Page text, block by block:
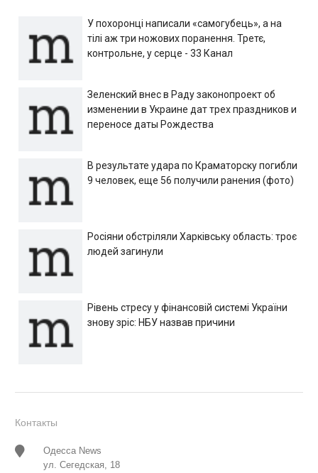
У похоронці написали «самогубець», а на
тілі аж три ножових поранення. Третє,
контрольне, у серце - 33 Канал
Зеленский внес в Раду законопроект об
изменении в Украине дат трех праздников и
переносе даты Рождества
В результате удара по Краматорску погибли
9 человек, еще 56 получили ранения (фото)
Росіяни обстріляли Харківську область: троє
людей загинули
Рівень стресу у фінансовій системі України
знову зріс: НБУ назвав причини
Контакты
Одесса News
ул. Сегедская, 18